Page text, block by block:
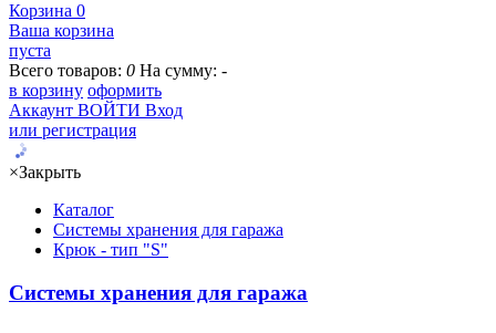
Корзина 0
Ваша корзина
пуста
Всего товаров: 0 На сумму: -
в корзину оформить
Аккаунт ВОЙТИ Вход
или регистрация
×Закрыть
Каталог
Системы хранения для гаража
Крюк - тип "S"
Системы хранения для гаража